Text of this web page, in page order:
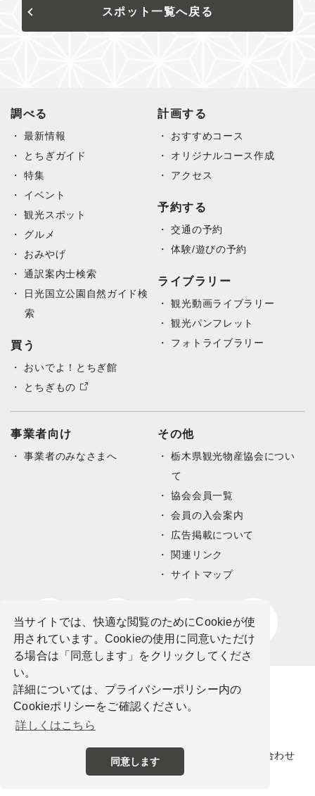
当サイトでは、快適な閲覧のためにCookieが使
用されています。Cookieの使用に同意いただけ
る場合は「同意します」をクリックしてくださ
い。
詳細については、プライバシーポリシー内の
Cookieポリシーをご確認ください。
詳しくはこちら
同意します
スポット一覧へ戻る
調べる
最新情報
とちぎガイド
特集
イベント
観光スポット
グルメ
おみやげ
通訳案内士検索
日光国立公園自然ガイド検
索
買う
おいでよ！とちぎ館
とちぎもの
計画する
おすすめコース
オリジナルコース作成
アクセス
予約する
交通の予約
体験/遊びの予約
ライブラリー
観光動画ライブラリー
観光パンフレット
フォトライブラリー
事業者向け
事業者のみなさまへ
その他
栃木県観光物産協会につい
て
協会会員一覧
会員の入会案内
広告掲載について
関連リンク
サイトマップ
プライバシーポリシー お問い合わせ
©公益社団法人栃木県観光物産協会